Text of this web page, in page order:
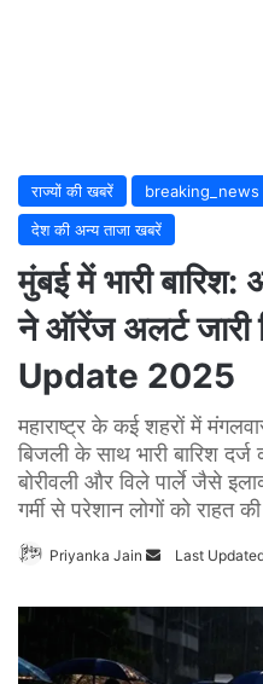
राज्यों की खबरें breaking_news
देश की अन्य ताजा खबरें
मुंबई में भारी
ने ऑरेंज अलर्ट
Update 2025
महाराष्ट्र के कई शहरों में
बिजली के साथ भारी बारिश
बोरीवली और विले पार्ले जैसे
गर्मी से परेशान लोगों को राहत
Priyanka Jain
Send
Last